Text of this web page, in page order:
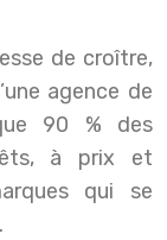
de croître,
agence de
90 % des
à prix et
qui se